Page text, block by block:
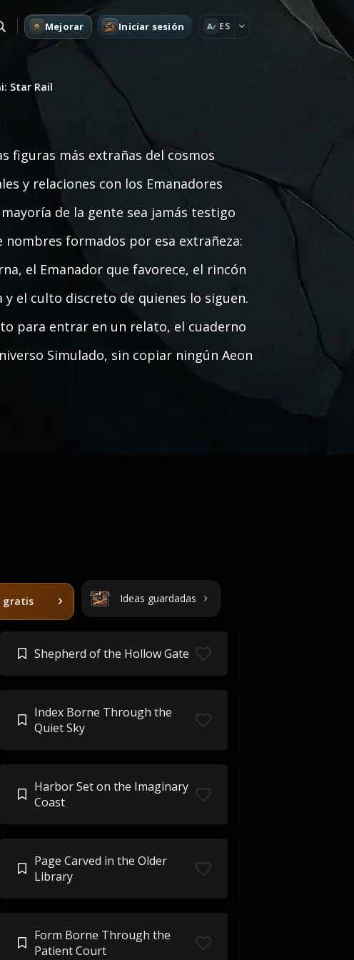
Mejorar Iniciar sesión A ES
Star Rail
figuras más extrañas del cosmos
y relaciones con los Emanadores
de la gente sea jamás testigo
formados por esa extrañeza:
el Emanador que favorece, el rincón
el culto discreto de quienes lo siguen.
para entrar en un relato, el cuaderno
Simulado, sin copiar ningún Aeon
gratis Ideas guardadas
Shepherd of the Hollow Gate
Index Borne Through the
Quiet Sky
Harbor Set on the Imaginary
Coast
Page Carved in the Older
Library
Form Borne Through the
Patient Court